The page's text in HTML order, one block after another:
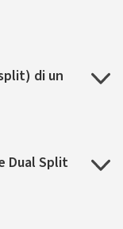
di un
Dual Split